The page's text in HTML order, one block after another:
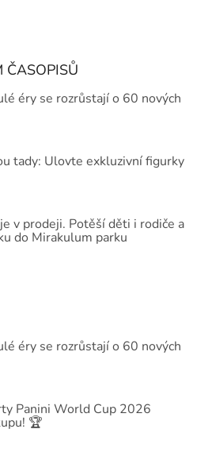
ČASOPISŮ
éry se rozrůstají o 60 nových
tady: Ulovte exkluzivní figurky
v prodeji. Potěší děti i rodiče a
do Mirakulum parku
éry se rozrůstají o 60 nových
Panini World Cup 2026
🏆